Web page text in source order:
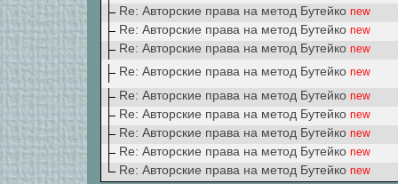
Re: Авторские права на метод Бутейко new
Re: Авторские права на метод Бутейко new
Re: Авторские права на метод Бутейко new
Re: Авторские права на метод Бутейко new
Re: Авторские права на метод Бутейко new
Re: Авторские права на метод Бутейко new
Re: Авторские права на метод Бутейко new
Re: Авторские права на метод Бутейко new
Re: Авторские права на метод Бутейко new